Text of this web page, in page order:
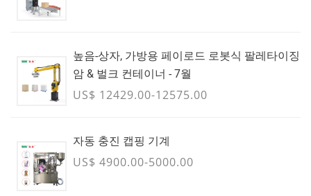
높음-상자, 가방용 페이로드 로봇식 팔레타이징
암 & 벌크 컨테이너 - 7월
US$ 12429.00-12575.00
자동 충진 캡핑 기계
US$ 4900.00-5000.00